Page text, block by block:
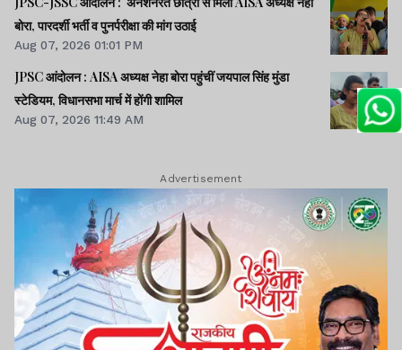
बोरा, पारदर्शी भर्ती व पुनर्परीक्षा की मांग उठाई
Aug 07, 2026 01:01 PM
JPSC आंदोलन : AISA अध्यक्ष नेहा बोरा पहुंचीं जयपाल सिंह मुंडा
स्टेडियम, विधानसभा मार्च में होंगी शामिल
Aug 07, 2026 11:49 AM
Advertisement